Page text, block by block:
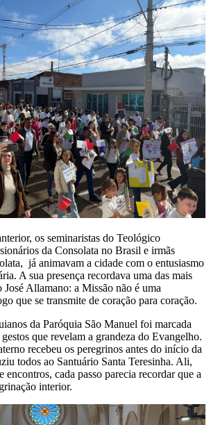
os seminaristas do Teológico
da Consolata no Brasil e irmãs
já animavam a cidade com o entusiasmo
A sua presença recordava uma das mais
José Allamano: a Missão não é uma
que se transmite de coração para coração.
da Paróquia São Manuel foi marcada
que revelam a grandeza do Evangelho.
recebeu os peregrinos antes do início da
todos ao Santuário Santa Teresinha. Ali,
encontros, cada passo parecia recordar que a
interior.